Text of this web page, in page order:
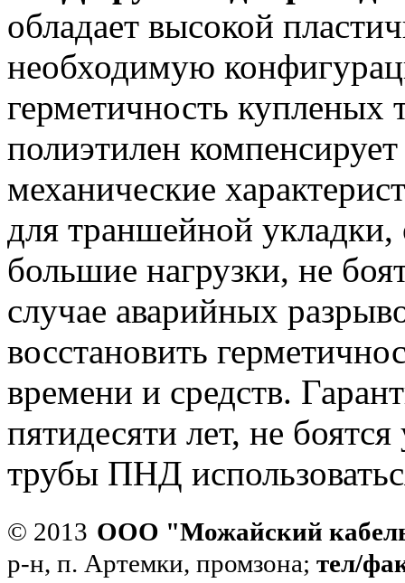
обладает высокой
необходимую
герметичность
полиэтилен
механические
для траншейной
большие нагрузки, не
случае аварийных
восстановить
времени и средств.
пятидесяти лет, не
трубы ПНД
© 2013 ООО "Можайский
р-н, п. Артемки, промзона; тел/